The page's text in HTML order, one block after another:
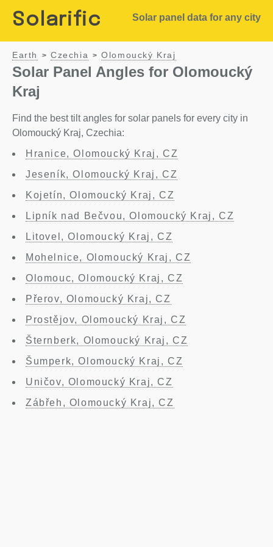
Solarific Solar panel data for any city
Earth > Czechia > Olomoucký Kraj
Solar Panel Angles for Olomoucký
Kraj
Find the best tilt angles for solar panels for every city in
Olomoucký Kraj, Czechia:
Hranice, Olomoucký Kraj, CZ
Jeseník, Olomoucký Kraj, CZ
Kojetín, Olomoucký Kraj, CZ
Lipník nad Bečvou, Olomoucký Kraj, CZ
Litovel, Olomoucký Kraj, CZ
Mohelnice, Olomoucký Kraj, CZ
Olomouc, Olomoucký Kraj, CZ
Přerov, Olomoucký Kraj, CZ
Prostějov, Olomoucký Kraj, CZ
Šternberk, Olomoucký Kraj, CZ
Šumperk, Olomoucký Kraj, CZ
Uničov, Olomoucký Kraj, CZ
Zábřeh, Olomoucký Kraj, CZ